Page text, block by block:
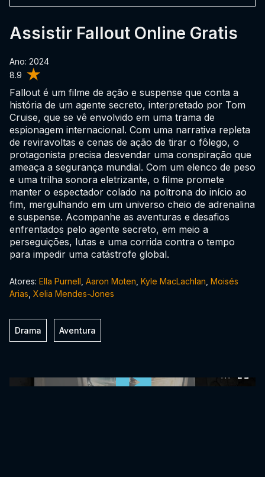
8.9
Assistir Fallout Online Gratis
Ano: 2024
Fallout é um filme de ação e suspense que conta a
história de um agente secreto, interpretado por Tom
Cruise, que se vê envolvido em uma trama de
espionagem internacional. Com uma narrativa repleta
de reviravoltas e cenas de ação de tirar o fôlego, o
protagonista precisa desvendar uma conspiração que
ameaça a segurança mundial. Com um elenco de peso
e uma trilha sonora eletrizante, o filme promete
manter o espectador colado na poltrona do início ao
fim, mergulhando em um universo cheio de adrenalina
e suspense. Acompanhe as aventuras e desafios
enfrentados pelo agente secreto, em meio a
perseguições, lutas e uma corrida contra o tempo
para impedir uma catástrofe global.
Atores: Ella Purnell Aaron Moten Kyle MacLachlan Moisés
Arias Xelia Mendes-Jones
Drama Aventura